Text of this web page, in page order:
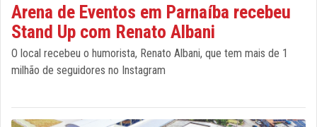
Arena de Eventos em Parnaíba recebeu
Stand Up com Renato Albani
O local recebeu o humorista, Renato Albani, que tem mais de 1
milhão de seguidores no Instagram